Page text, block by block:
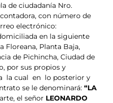
de ciudadanía Nro.
con número de
electrónico:
en la siguiente
Floreana, Planta Baja,
de Pichincha, Ciudad de
por sus propios y
la cual en lo posterior y
se le denominará: “LA
el señor LEONARDO